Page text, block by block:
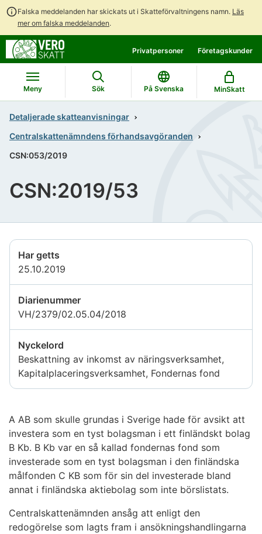
Falska meddelanden har skickats ut i Skatteförvaltningens namn. Läs
mer om falska meddelanden.
direkt
till
innehållet
till
hela
webbplatsens
sökning
Privatpersoner Företagskunder
Meny Sök På Svenska MinSkatt
Detaljerade skatteanvisningar
Centralskattenämndens förhandsavgöranden
CSN:053/2019
CSN:2019/53
Har getts
25.10.2019
Diarienummer
VH/2379/02.05.04/2018
Nyckelord
Beskattning av inkomst av näringsverksamhet,
Kapitalplaceringsverksamhet, Fondernas fond
A AB som skulle grundas i Sverige hade för avsikt att
investera som en tyst bolagsman i ett finländskt bolag
B Kb. B Kb var en så kallad fondernas fond som
investerade som en tyst bolagsman i den finländska
målfonden C KB som för sin del investerade bland
annat i finländska aktiebolag som inte börslistats.
Centralskattenämnden ansåg att enligt den
redogörelse som lagts fram i ansökningshandlingarna